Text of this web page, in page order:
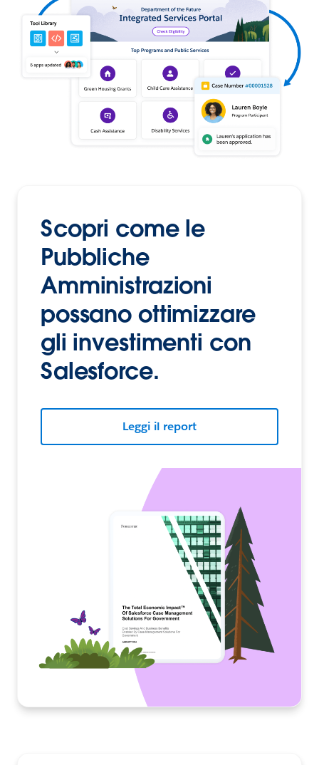
Scopri come le
Pubbliche
Amministrazioni
possano ottimizzare
gli investimenti con
Salesforce.
Leggi il report